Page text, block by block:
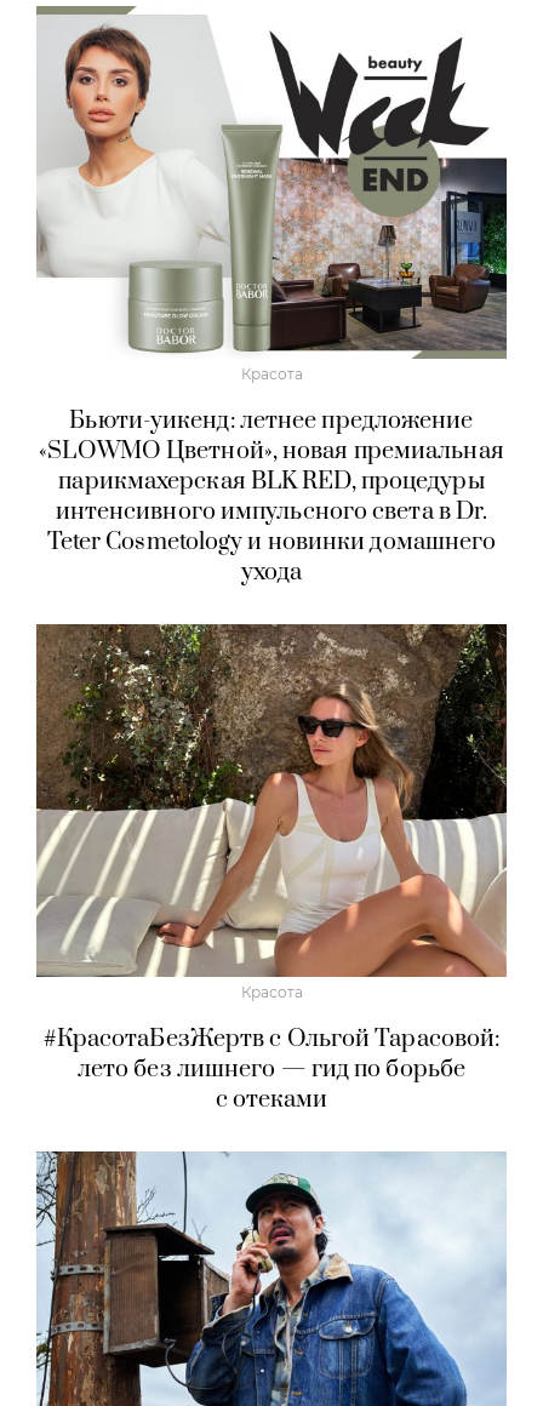
Красота
Бьюти-уикенд: летнее предложение
«SLOWMO Цветной», новая премиальная
парикмахерская BLK RED, процедуры
интенсивного импульсного света в Dr.
Teter Cosmetology и новинки домашнего
ухода
Красота
#КрасотаБезЖертв с Ольгой Тарасовой:
лето без лишнего — гид по борьбе
с отеками